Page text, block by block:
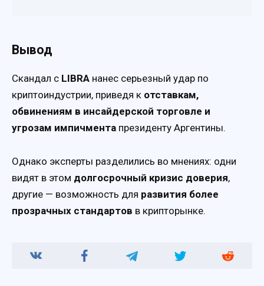
Вывод
Скандал с LIBRA нанес серьезный удар по
криптоиндустрии, приведя к отставкам,
обвинениям в инсайдерской торговле и
угрозам импичмента президенту Аргентины.
Однако эксперты разделились во мнениях: одни
видят в этом долгосрочный кризис доверия,
другие — возможность для развития более
прозрачных стандартов в крипторынке.